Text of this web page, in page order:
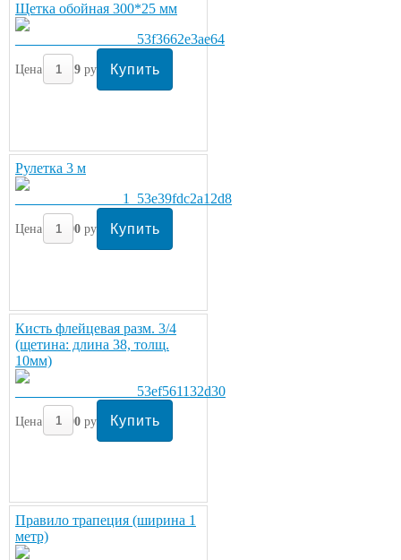
Щетка обойная 300*25 мм
Цена: 319руб/шт.
Рулетка 3 м
Цена: 300руб/шт.
Кисть флейцевая разм. 3/4
(щетина: длина 38, толщ.
10мм)
Цена: 300руб/шт.
Правило трапеция (ширина 1
метр)